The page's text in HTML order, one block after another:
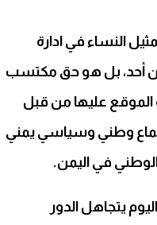
النساء في ادارة
أحد، بل هو حق مكتسب
الموقع عليها من قبل
وطني وسياسي يمني
في اليمن.
يتجاهل الدور